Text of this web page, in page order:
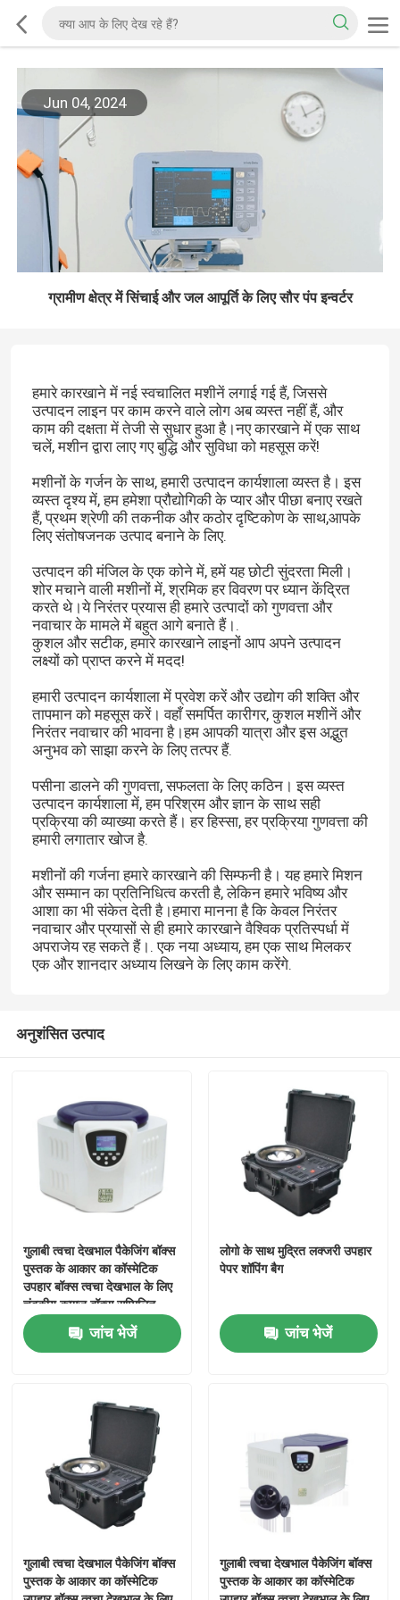
Jun 04, 2024
ग्रामीण क्षेत्र में सिंचाई और जल आपूर्ति के लिए सौर पंप इन्वर्टर
हमारे कारखाने में नई स्वचालित मशीनें लगाई गई हैं, जिससे
उत्पादन लाइन पर काम करने वाले लोग अब व्यस्त नहीं हैं, और
काम की दक्षता में तेजी से सुधार हुआ है।नए कारखाने में एक साथ
चलें, मशीन द्वारा लाए गए बुद्धि और सुविधा को महसूस करें!
मशीनों के गर्जन के साथ, हमारी उत्पादन कार्यशाला व्यस्त है। इस
व्यस्त दृश्य में, हम हमेशा प्रौद्योगिकी के प्यार और पीछा बनाए रखते
हैं, प्रथम श्रेणी की तकनीक और कठोर दृष्टिकोण के साथ,आपके
लिए संतोषजनक उत्पाद बनाने के लिए.
उत्पादन की मंजिल के एक कोने में, हमें यह छोटी सुंदरता मिली।
शोर मचाने वाली मशीनों में, श्रमिक हर विवरण पर ध्यान केंद्रित
करते थे।ये निरंतर प्रयास ही हमारे उत्पादों को गुणवत्ता और
नवाचार के मामले में बहुत आगे बनाते हैं।.
कुशल और सटीक, हमारे कारखाने लाइनों आप अपने उत्पादन
लक्ष्यों को प्राप्त करने में मदद!
हमारी उत्पादन कार्यशाला में प्रवेश करें और उद्योग की शक्ति और
तापमान को महसूस करें। वहाँ समर्पित कारीगर, कुशल मशीनें और
निरंतर नवाचार की भावना है।हम आपकी यात्रा और इस अद्भुत
अनुभव को साझा करने के लिए तत्पर हैं.
पसीना डालने की गुणवत्ता, सफलता के लिए कठिन। इस व्यस्त
उत्पादन कार्यशाला में, हम परिश्रम और ज्ञान के साथ सही
प्रक्रिया की व्याख्या करते हैं। हर हिस्सा, हर प्रक्रिया गुणवत्ता की
हमारी लगातार खोज है.
मशीनों की गर्जना हमारे कारखाने की सिम्फनी है। यह हमारे मिशन
और सम्मान का प्रतिनिधित्व करती है, लेकिन हमारे भविष्य और
आशा का भी संकेत देती है।हमारा मानना है कि केवल निरंतर
नवाचार और प्रयासों से ही हमारे कारखाने वैश्विक प्रतिस्पर्धा में
अपराजेय रह सकते हैं।. एक नया अध्याय, हम एक साथ मिलकर
एक और शानदार अध्याय लिखने के लिए काम करेंगे.
अनुशंसित उत्पाद
गुलाबी त्वचा देखभाल पैकेजिंग बॉक्स
पुस्तक के आकार का कॉस्मेटिक
उपहार बॉक्स त्वचा देखभाल के लिए
चुंबकीय कागज बॉक्स सम्मिलित
कॉस्मेटिक बोतलें
जांच भेजें
लोगो के साथ मुद्रित लक्जरी उपहार
पेपर शॉपिंग बैग
जांच भेजें
गुलाबी त्वचा देखभाल पैकेजिंग बॉक्स
पुस्तक के आकार का कॉस्मेटिक
गुलाबी त्वचा देखभाल पैकेजिंग बॉक्स
पुस्तक के आकार का कॉस्मेटिक